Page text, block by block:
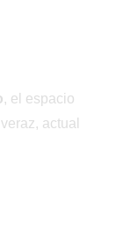
, el espacio
actual